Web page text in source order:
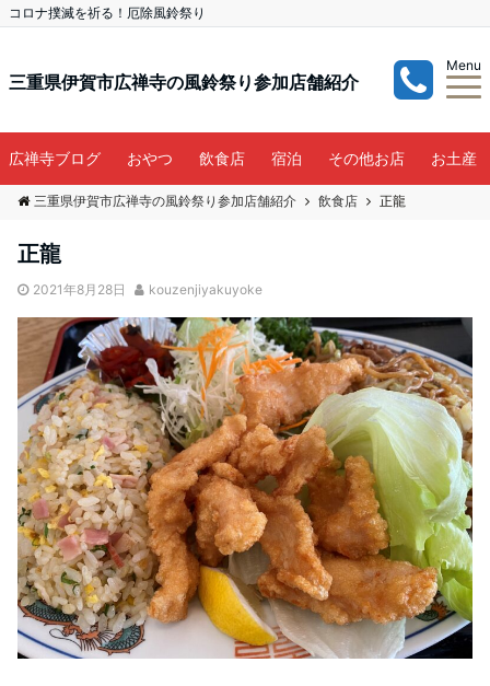
コロナ撲滅を祈る！厄除風鈴祭り
三重県伊賀市広禅寺の風鈴祭り参加店舗紹介
Menu
広禅寺ブログ おやつ 飲食店 宿泊 その他お店 お土産
三重県伊賀市広禅寺の風鈴祭り参加店舗紹介 飲食店 正龍
正龍
2021年8月28日 kouzenjiyakuyoke